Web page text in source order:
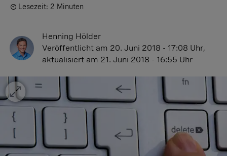
Lesezeit: 2 Minuten
Henning Hölder
Veröffentlicht am 20. Juni 2018 - 17:08 Uhr,
aktualisiert am 21. Juni 2018 - 16:55 Uhr